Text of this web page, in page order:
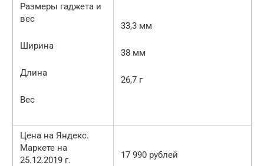
Размеры гаджета и
вес
Ширина
Длина
Вес
33,3 мм
38 мм
26,7 г
Цена на Яндекс.
Маркете на
25.12.2019 г.
17 990 рублей